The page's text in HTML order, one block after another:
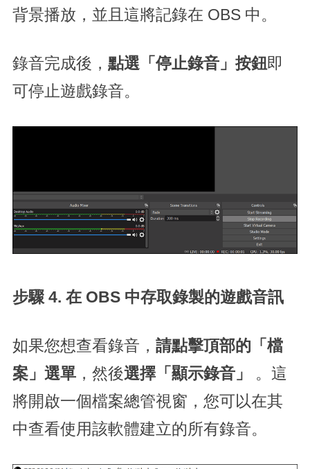
背景播放，並且這將記錄在 OBS 中。
錄音完成後， 點選「停止錄音」按鈕 即
可停止遊戲錄音。
步驟 4. 在 OBS 中存取錄製的遊戲音訊
如果您想查看錄音， 請點擊頂部的「檔
案」選單，然後選擇「顯示錄音」
。這
將開啟一個檔案總管視窗，您可以在其
中查看使用該軟體建立的所有錄音。